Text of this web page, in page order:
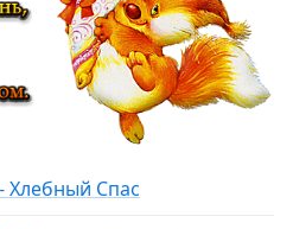
Хлебный Спас